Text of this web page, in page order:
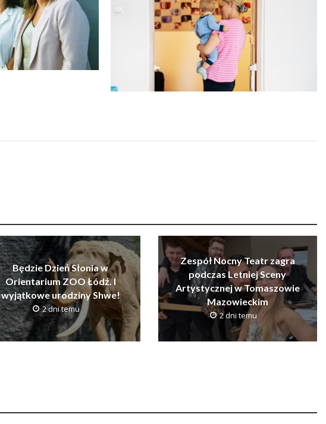
Będzie Dzień Słonia w
Orientarium ZOO Łódź. I
wyjątkowe urodziny Shwe!
2 dni temu
Zespół Nocny Teatr zagra
podczas Letniej Sceny
Artystycznej w Tomaszowie
Mazowieckim
2 dni temu